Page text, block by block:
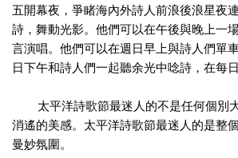
五開幕夜，爭睹海內外詩人前浪後浪星夜
詩，舞動光影。他們可以在午後與晚上一
言演唱。他們可以在週日早上與詩人們單
日下午和詩人們一起聽余光中唸詩，在每
太平洋詩歌節最迷人的不是任何個別大
消遙的美感。太平洋詩歌節最迷人的是整
曼妙氛圍。